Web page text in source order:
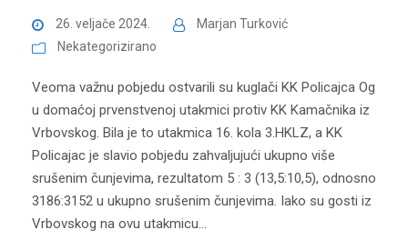
26. veljače 2024.
Marjan Turković
Nekategorizirano
Veoma važnu pobjedu ostvarili su kuglači KK Policajca Og
u domaćoj prvenstvenoj utakmici protiv KK Kamačnika iz
Vrbovskog. Bila je to utakmica 16. kola 3.HKLZ, a KK
Policajac je slavio pobjedu zahvaljujući ukupno više
srušenim čunjevima, rezultatom 5 : 3 (13,5:10,5), odnosno
3186:3152 u ukupno srušenim čunjevima. Iako su gosti iz
Vrbovskog na ovu utakmicu...